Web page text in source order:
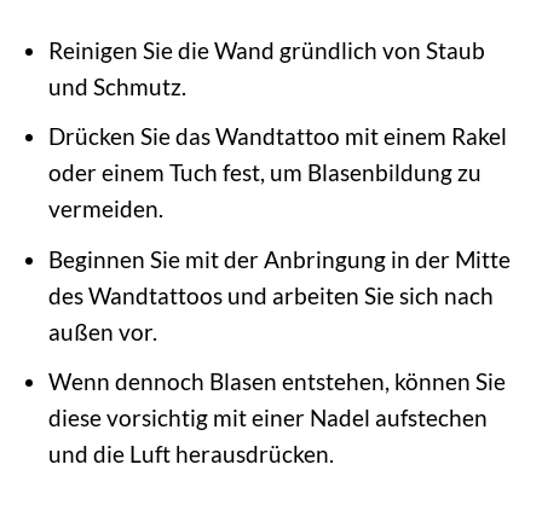
Reinigen Sie die Wand gründlich von Staub
und Schmutz.
Drücken Sie das Wandtattoo mit einem Rakel
oder einem Tuch fest, um Blasenbildung zu
vermeiden.
Beginnen Sie mit der Anbringung in der Mitte
des Wandtattoos und arbeiten Sie sich nach
außen vor.
Wenn dennoch Blasen entstehen, können Sie
diese vorsichtig mit einer Nadel aufstechen
und die Luft herausdrücken.